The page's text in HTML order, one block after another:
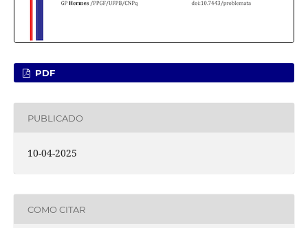
PDF
PUBLICADO
10-04-2025
COMO CITAR